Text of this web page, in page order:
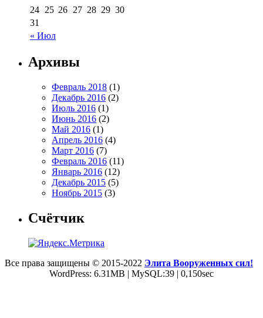
« Июл
24 25 26 27 28 29 30
31
Архивы
Февраль 2018 (1)
Декабрь 2016 (2)
Июль 2016 (1)
Июнь 2016 (2)
Май 2016 (1)
Апрель 2016 (4)
Март 2016 (7)
Февраль 2016 (11)
Январь 2016 (12)
Декабрь 2015 (5)
Ноябрь 2015 (3)
Счётчик
Все права защищены © 2015-2022 Элита Вооруженных сил!
WordPress: 6.31MB | MySQL:39 | 0,150sec